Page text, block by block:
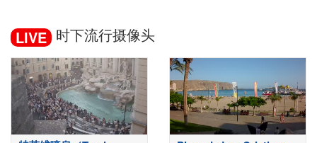
LIVE 时下流行摄像头